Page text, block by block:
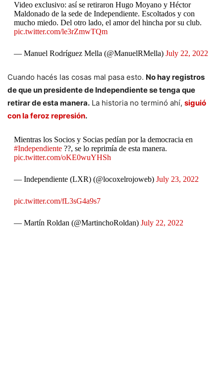
Video exclusivo: así se retiraron Hugo Moyano y Héctor
Maldonado de la sede de Independiente. Escoltados y con
mucho miedo. Del otro lado, el amor del hincha por su club.
pic.twitter.com/le3rZmwTQm
— Manuel Rodríguez Mella (@ManuelRMella) July 22, 2022
Cuando hacés las cosas mal pasa esto. No hay registros
de que un presidente de Independiente se tenga que
retirar de esta manera. La historia no terminó ahí, siguió
con la feroz represión.
Mientras los Socios y Socias pedían por la democracia en
#Independiente??, se lo reprimía de esta manera.
pic.twitter.com/oKE0wuYHSh
— Independiente (LXR) (@locoxelrojoweb) July 23, 2022
pic.twitter.com/fL3sG4a9s7
— Martín Roldan (@MartinchoRoldan) July 22, 2022